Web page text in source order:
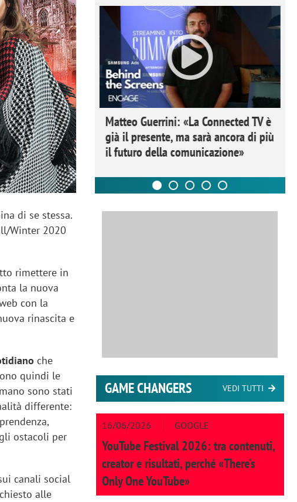
di se stessa.
Winter 2020
rimettere in
la nuova
con la
rinascita e
che
quindi le
sono stati
differente:
ostacoli per
canali social
alle
come la
eliminare lo
Matteo Guerrini: «La Connected TV è
già il presente, ma sarà ancora di più
il futuro della comunicazione»
GAME CHANGERS VEDI TUTTI
16/06/2026 GOOGLE
YouTube Festival 2026: tra contenuti,
creator e risultati, perché «There’s
Only One YouTube»